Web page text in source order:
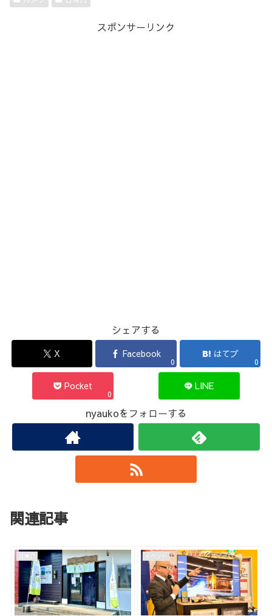
スポンサーリンク
シェアする
X Facebook
0
はてブ
0
Pocket
0
LINE
nyaukoをフォローする
関連記事
日常♫ イベント